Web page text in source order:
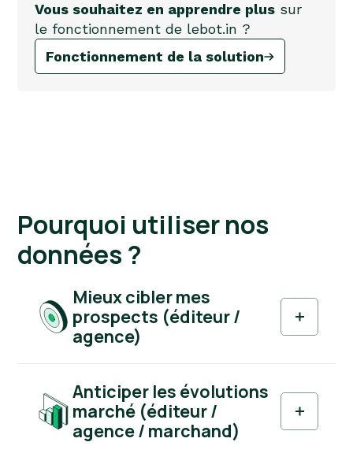
Vous souhaitez en apprendre plus sur
le fonctionnement de lebot.in ?
Fonctionnement de la solution
Pourquoi utiliser nos
données ?
Mieux cibler mes
prospects (éditeur /
agence)
Anticiper les évolutions
marché (éditeur /
agence / marchand)